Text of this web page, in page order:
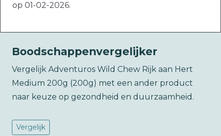
op 01-02-2026.
Boodschappenvergelijker
Vergelijk Adventuros Wild Chew Rijk aan Hert
Medium 200g (200g) met een ander product
naar keuze op gezondheid en duurzaamheid.
Vergelijk